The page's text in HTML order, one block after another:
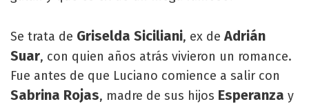
Se trata de Griselda Siciliani, ex de Adrián
Suar, con quien años atrás vivieron un romance.
Fue antes de que Luciano comience a salir con
Sabrina Rojas, madre de sus hijos Esperanza y